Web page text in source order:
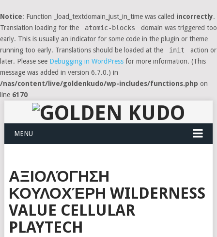
Notice: Function _load_textdomain_just_in_time was called incorrectly.
Translation loading for the
atomic-blocks
domain was triggered too
early. This is usually an indicator for some code in the plugin or theme
running too early. Translations should be loaded at the
init
action or
later. Please see Debugging in WordPress for more information. (This
message was added in version 6.7.0.) in
/nas/content/live/goldenkudo/wp-includes/functions.php on
line 6170
MENU
ΑΞΙΟΛΌΓΗΣΗ
ΚΟΥΛΟΧΈΡΗ WILDERNESS
VALUE CELLULAR
PLAYTECH